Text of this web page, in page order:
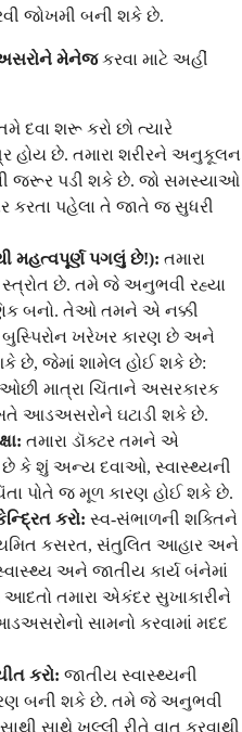
જોખમી બની શકે છે.
મેનેજકરવા માટે અહીં
દવા શરૂ કરો છો ત્યારે
હોય છે. તમારા શરીરને અનુકૂલન
જરૂર પડી શકે છે. જો સમસ્યાઓ
કરતા પહેલા તે જાતે જ સુધરી
મહત્વપૂર્ણ પગલું છે!): તમારા
સ્ત્રોત છે. તમે જે અનુભવી રહ્યા
બનો. તેઓ તમને એ નક્કી
બુસ્પિરોન ખરેખર કારણ છે અને
છે, જેમાં શામેલ હોઈ શકે છે:
માત્રા ચિંતાને અસરકારક
આડઅસરોને ઘટાડી શકે છે.
તમારા ડૉક્ટર તમને એ
છે કે શું અન્ય દવાઓ, સ્વાસ્થ્યની
પોતે જ મૂળ કારણ હોઈ શકે છે.
કરો: સ્વ-સંભાળની શક્તિને
કસરત, સંતુલિત આહાર અને
અને જાતીય કાર્ય બંનેમાં
તમારા એકંદર સુખાકારીને
સામનો કરવામાં મદદ
કરો: જાતીય સ્વાસ્થ્યની
બની શકે છે. તમે જે અનુભવી
સાથે ખુલ્લી રીતે વાત કરવાથી